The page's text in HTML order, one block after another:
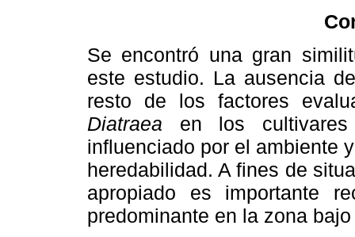
Se encontró una gran
este estudio. La ausencia
resto de los factores
Diatraea en los cultivares
influenciado por el ambiente
heredabilidad. A fines de
apropiado es importante
predominante en la zona